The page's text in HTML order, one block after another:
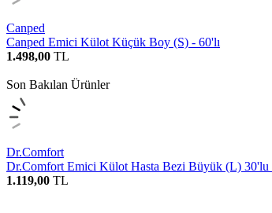
Canped
Canped Emici Külot Küçük Boy (S) - 60'lı
1.498,00 TL
Son Bakılan Ürünler
Dr.Comfort
Dr.Comfort Emici Külot Hasta Bezi Büyük (L) 30'lu
1.119,00 TL